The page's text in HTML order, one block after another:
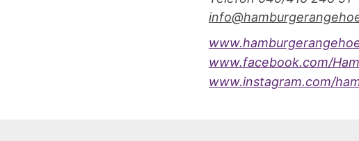
www.facebook.com/
www.instagram.com/